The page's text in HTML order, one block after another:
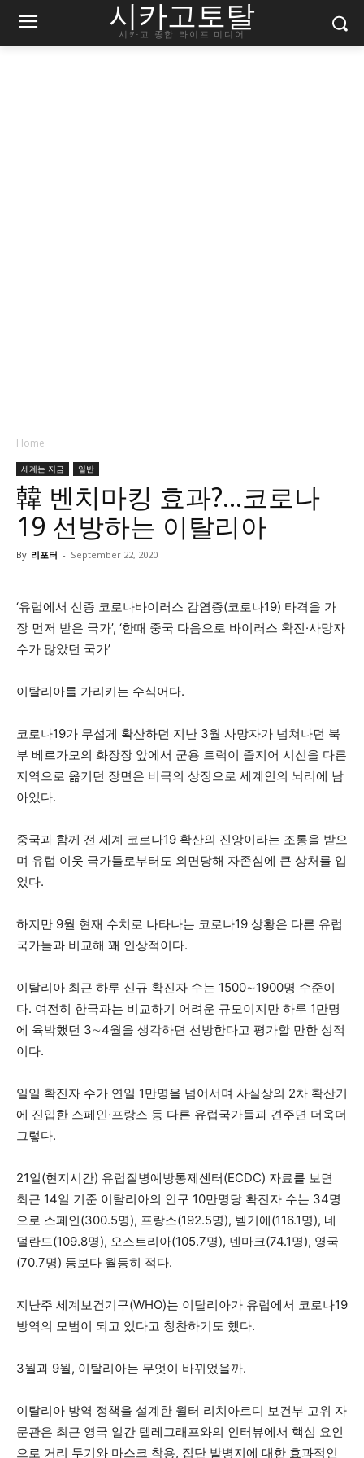
시카고토탈
시카고 종합 라이프 미디어
Home
세계는 지금 일반
韓 벤치마킹 효과?…코로나
19 선방하는 이탈리아
By 리포터 - September 22, 2020
‘유럽에서 신종 코로나바이러스 감염증(코로나19) 타격을 가
장 먼저 받은 국가’, ‘한때 중국 다음으로 바이러스 확진·사망자
수가 많았던 국가’
이탈리아를 가리키는 수식어다.
코로나19가 무섭게 확산하던 지난 3월 사망자가 넘쳐나던 북
부 베르가모의 화장장 앞에서 군용 트럭이 줄지어 시신을 다른
지역으로 옮기던 장면은 비극의 상징으로 세계인의 뇌리에 남
아있다.
중국과 함께 전 세계 코로나19 확산의 진앙이라는 조롱을 받으
며 유럽 이웃 국가들로부터도 외면당해 자존심에 큰 상처를 입
었다.
하지만 9월 현재 수치로 나타나는 코로나19 상황은 다른 유럽
국가들과 비교해 꽤 인상적이다.
이탈리아 최근 하루 신규 확진자 수는 1500∼1900명 수준이
다. 여전히 한국과는 비교하기 어려운 규모이지만 하루 1만명
에 육박했던 3∼4월을 생각하면 선방한다고 평가할 만한 성적
이다.
일일 확진자 수가 연일 1만명을 넘어서며 사실상의 2차 확산기
에 진입한 스페인·프랑스 등 다른 유럽국가들과 견주면 더욱더
그렇다.
21일(현지시간) 유럽질병예방통제센터(ECDC) 자료를 보면
최근 14일 기준 이탈리아의 인구 10만명당 확진자 수는 34명
으로 스페인(300.5명), 프랑스(192.5명), 벨기에(116.1명), 네
덜란드(109.8명), 오스트리아(105.7명), 덴마크(74.1명), 영국
(70.7명) 등보다 월등히 적다.
지난주 세계보건기구(WHO)는 이탈리아가 유럽에서 코로나19
방역의 모범이 되고 있다고 칭찬하기도 했다.
3월과 9월, 이탈리아는 무엇이 바뀌었을까.
이탈리아 방역 정책을 설계한 윌터 리치아르디 보건부 고위 자
문관은 최근 영국 일간 텔레그래프와의 인터뷰에서 핵심 요인
으로 거리 두기와 마스크 착용, 집단 발병지에 대한 효과적인